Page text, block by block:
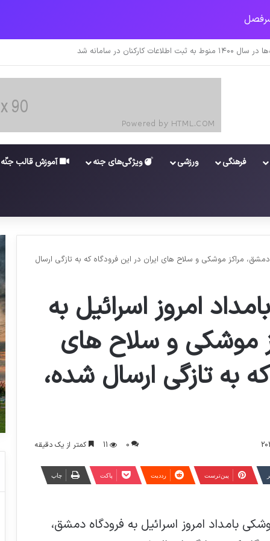
برای واکسن/ آغاز توزیع واکسن از سوی اتحادیه کوواکس
فرهنگی ورزشی ویژگی‌های جنه آموزش قالب جنّه
مراکز موشکی و سلاح های ایران در این فرودگاه که به تازگی ارسال
امروز اسرائیل به
موشکی و سلاح های
به تازگی ارسال شده،
0
11 کمتر از یک دقیقه
‫پین‌ترست ‫رددیت پاکت چاپ
بامداد امروز اسرائیل به فرودگاه دمشق،